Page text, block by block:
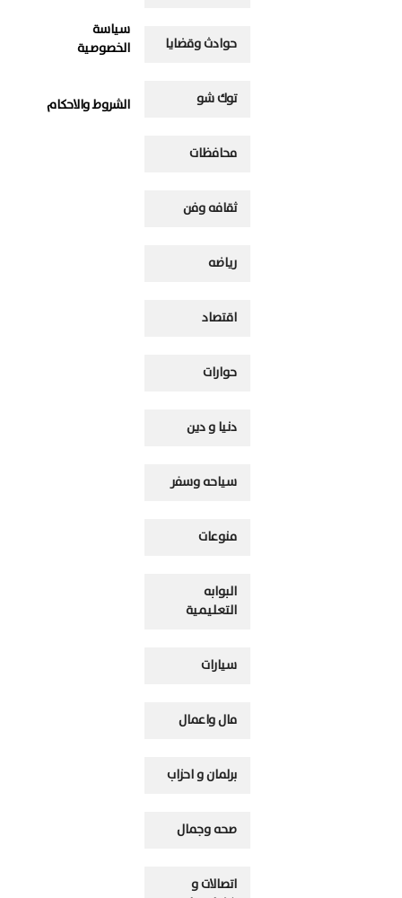
حوادث وقضايا
توك شو
محافظات
ثقافه وفن
رياضه
اقتصاد
حوارات
دنيا و دين
سياحه وسفر
منوعات
البوابه
التعليمية
سيارات
مال واعمال
برلمان و احزاب
صحه وجمال
اتصالات و
سياسة
الخصوصية
الشروط والاحكام